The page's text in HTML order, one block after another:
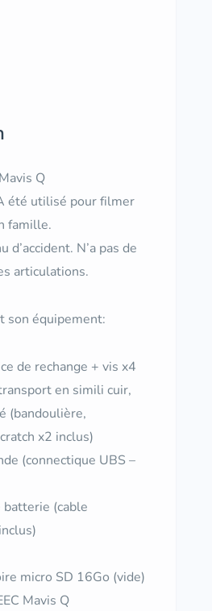
Q
été utilisé pour filmer
famille.
d’accident. N’a pas de
articulations.
son équipement:
de rechange + vis x4
en simili cuir,
(bandoulière,
x2 inclus)
(connectique UBS –
batterie (cable
micro SD 16Go (vide)
Mavis Q